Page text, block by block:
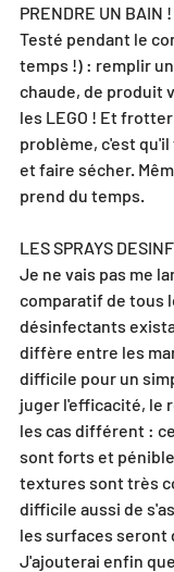
PRENDRE UN BAIN !
Testé pendant le
temps !) : remplir
chaude, de produit
les LEGO ! Et
problème, c'est
et faire sécher.
prend du temps.
LES SPRAYS
Je ne vais pas me
comparatif de tous
désinfectants
diffère entre les
difficile pour un
juger l'efficacité, le
les cas différent :
sont forts et
textures sont très
difficile aussi de
les surfaces seront
J'ajouterai enfin